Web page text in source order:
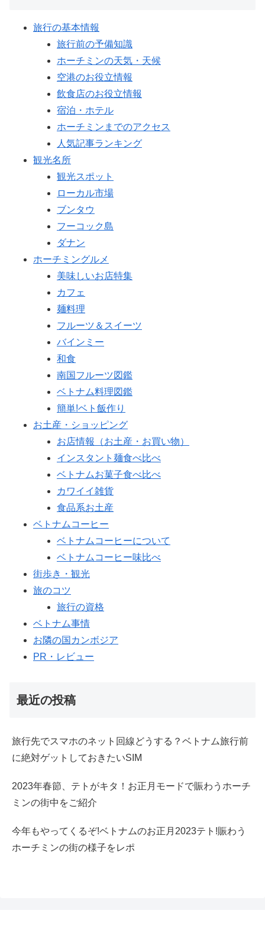
旅行の基本情報
旅行前の予備知識
ホーチミンの天気・天候
空港のお役立情報
飲食店のお役立情報
宿泊・ホテル
ホーチミンまでのアクセス
人気記事ランキング
観光名所
観光スポット
ローカル市場
ブンタウ
フーコック島
ダナン
ホーチミングルメ
美味しいお店特集
カフェ
麺料理
フルーツ＆スイーツ
バインミー
和食
南国フルーツ図鑑
ベトナム料理図鑑
簡単!ベト飯作り
お土産・ショッピング
お店情報（お土産・お買い物）
インスタント麺食べ比べ
ベトナムお菓子食べ比べ
カワイイ雑貨
食品系お土産
ベトナムコーヒー
ベトナムコーヒーについて
ベトナムコーヒー味比べ
街歩き・観光
旅のコツ
旅行の資格
ベトナム事情
お隣の国カンボジア
PR・レビュー
最近の投稿
旅行先でスマホのネット回線どうする？ベトナム旅行前
に絶対ゲットしておきたいSIM
2023年春節、テトがキタ！お正月モードで賑わうホーチ
ミンの街中をご紹介
今年もやってくるぞ!ベトナムのお正月2023テト!賑わう
ホーチミンの街の様子をレポ